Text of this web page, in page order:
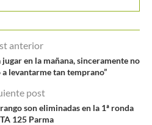
anterior
en la mañana, sinceramente no
levantarme tan temprano”
post
son eliminadas en la 1ª ronda
125 Parma